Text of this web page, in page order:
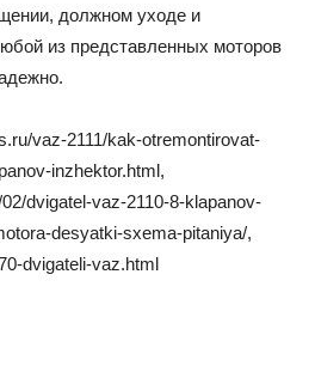
должном уходе и
из представленных моторов
vaz-2111/kak-otremontirovat-
inzhektor.html,
dvigatel-vaz-2110-8-klapanov-
desyatki-sxema-pitaniya/,
dvigateli-vaz.html